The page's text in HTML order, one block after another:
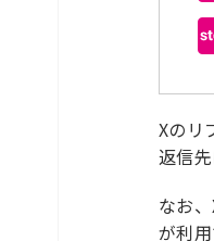
Xのリ
返信
なお
が利